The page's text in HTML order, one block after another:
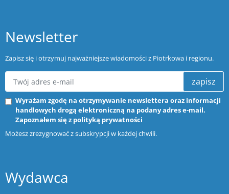
Newsletter
Zapisz się i otrzymuj najważniejsze wiadomości z Piotrkowa i regionu.
zapisz
Wyrażam zgodę na otrzymywanie newslettera oraz informacji
handlowych drogą elektroniczną na podany adres e-mail.
Zapoznałem się z polityką prywatności
Możesz zrezygnować z subskrypcji w każdej chwili.
Wydawca